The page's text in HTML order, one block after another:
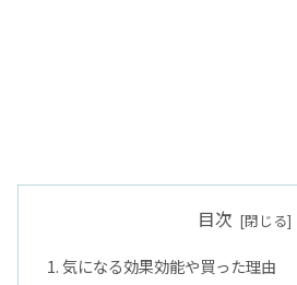
目次
気になる効果効能や買った理由